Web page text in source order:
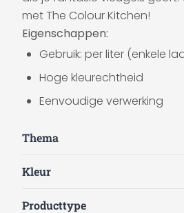
met The Colour Kitchen!
Eigenschappen:
Gebruik: per liter (enkele
Hoge kleurechtheid
Eenvoudige verwerking
Thema
Kleur
Producttype